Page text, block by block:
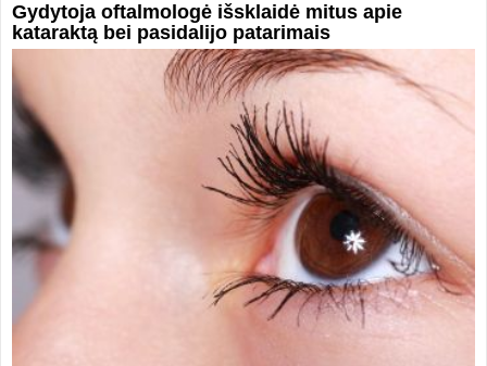
Gydytoja oftalmologė išsklaidė mitus apie
kataraktą bei pasidalijo patarimais